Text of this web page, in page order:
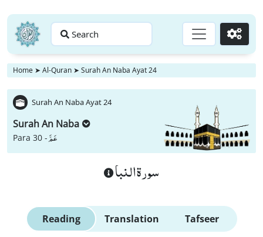
Search Go
Home ➤ Al-Quran ➤ Surah An Naba Ayat 24
Surah An Naba Ayat 24
Surah An Naba
Para 30 -عَمَّ
سورة النبا
Reading Translation Tafseer